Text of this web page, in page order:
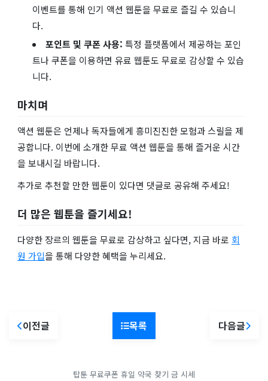
이벤트를 통해 인기 액션 웹툰을 무료로 즐길 수 있습니
다.
포인트 및 쿠폰 사용: 특정 플랫폼에서 제공하는 포인
트나 쿠폰을 이용하면 유료 웹툰도 무료로 감상할 수 있습
니다.
마치며
액션 웹툰은 언제나 독자들에게 흥미진진한 모험과 스릴을 제
공합니다. 이번에 소개한 무료 액션 웹툰을 통해 즐거운 시간
을 보내시길 바랍니다.
추가로 추천할 만한 웹툰이 있다면 댓글로 공유해 주세요!
더 많은 웹툰을 즐기세요!
다양한 장르의 웹툰을 무료로 감상하고 싶다면, 지금 바로 회
원 가입을 통해 다양한 혜택을 누리세요.
이전글 목록 다음글
탑툰 무료쿠폰 휴일 약국 찾기 금 시세